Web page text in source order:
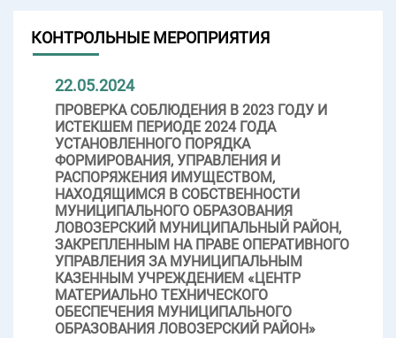
КОНТРОЛЬНЫЕ МЕРОПРИЯТИЯ
22.05.2024
ПРОВЕРКА СОБЛЮДЕНИЯ В 2023 ГОДУ И
ИСТЕКШЕМ ПЕРИОДЕ 2024 ГОДА
УСТАНОВЛЕННОГО ПОРЯДКА
ФОРМИРОВАНИЯ, УПРАВЛЕНИЯ И
РАСПОРЯЖЕНИЯ ИМУЩЕСТВОМ,
НАХОДЯЩИМСЯ В СОБСТВЕННОСТИ
МУНИЦИПАЛЬНОГО ОБРАЗОВАНИЯ
ЛОВОЗЕРСКИЙ МУНИЦИПАЛЬНЫЙ РАЙОН,
ЗАКРЕПЛЕННЫМ НА ПРАВЕ ОПЕРАТИВНОГО
УПРАВЛЕНИЯ ЗА МУНИЦИПАЛЬНЫМ
КАЗЕННЫМ УЧРЕЖДЕНИЕМ «ЦЕНТР
МАТЕРИАЛЬНО ТЕХНИЧЕСКОГО
ОБЕСПЕЧЕНИЯ МУНИЦИПАЛЬНОГО
ОБРАЗОВАНИЯ ЛОВОЗЕРСКИЙ РАЙОН»